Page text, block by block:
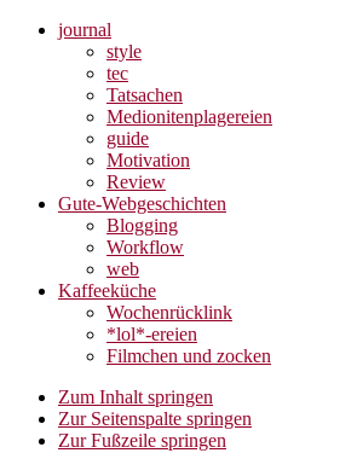
journal
style
tec
Tatsachen
Medionitenplagereien
guide
Motivation
Review
Gute-Webgeschichten
Blogging
Workflow
web
Kaffeeküche
Wochenrücklink
*lol*-ereien
Filmchen und zocken
Zum Inhalt springen
Zur Seitenspalte springen
Zur Fußzeile springen